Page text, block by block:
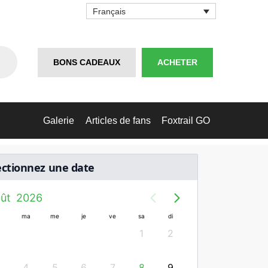
Français
BONS CADEAUX ACHETER
Foxtrail GO
Articles de fans
Galerie
une date
2026
ma me je ve sa di
1 2